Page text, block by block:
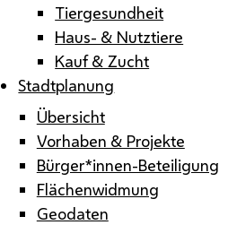
Tiergesundheit
Haus- & Nutztiere
Kauf & Zucht
Stadtplanung
Übersicht
Vorhaben & Projekte
Bürger*innen-Beteiligung
Flächenwidmung
Geodaten